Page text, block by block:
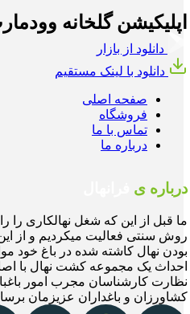
اپلیکیشن گلخانه
دانلود از بازار
دانلود با لینک مستقیم
صفحه اصلی
فروشگاه
تماس با ما
درباره ما
درباره ی
ما قبل از این که شغل نهالکاری را
روش سنتی فعالیت میکردیم و از
بودن نهال کاشته شده در باغ خود
احداث یک مجموعه کشت نهال با
نظارت کارشناسان مجرب امور
کشاورزان و باغداران عزیزمان